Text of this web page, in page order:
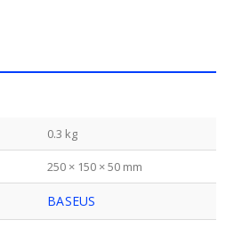
0.3 kg
250 × 150 × 50 mm
BASEUS